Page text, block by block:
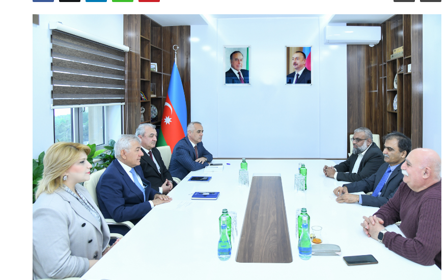
Elm və innovasiya
Pedaqogika
Regionlar
Qəzetin PDF arxivi